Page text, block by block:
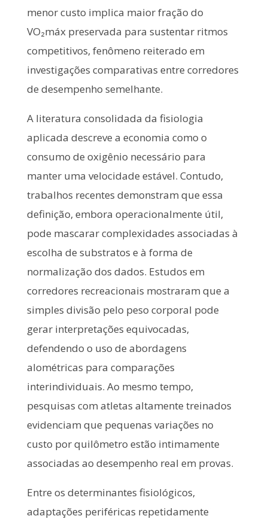
menor custo implica maior fração do
VO₂máx preservada para sustentar ritmos
competitivos, fenômeno reiterado em
investigações comparativas entre corredores
de desempenho semelhante.
A literatura consolidada da fisiologia
aplicada descreve a economia como o
consumo de oxigênio necessário para
manter uma velocidade estável. Contudo,
trabalhos recentes demonstram que essa
definição, embora operacionalmente útil,
pode mascarar complexidades associadas à
escolha de substratos e à forma de
normalização dos dados. Estudos em
corredores recreacionais mostraram que a
simples divisão pelo peso corporal pode
gerar interpretações equivocadas,
defendendo o uso de abordagens
alométricas para comparações
interindividuais. Ao mesmo tempo,
pesquisas com atletas altamente treinados
evidenciam que pequenas variações no
custo por quilômetro estão intimamente
associadas ao desempenho real em provas.
Entre os determinantes fisiológicos,
adaptações periféricas repetidamente